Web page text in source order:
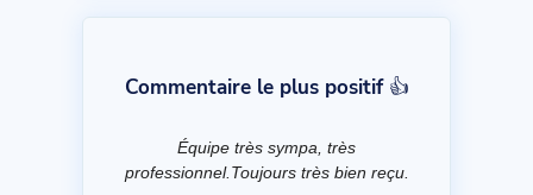
Commentaire le plus positif 👍
Équipe très sympa, très
professionnel.Toujours très bien reçu.